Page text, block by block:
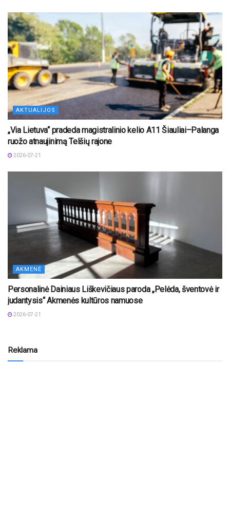
AKTUALIJOS
„Via Lietuva“ pradeda magistralinio kelio A11 Šiauliai–Palanga
ruožo atnaujinimą Telšių rajone
2026-07-21
AKMENĖ
Personalinė Dainiaus Liškevičiaus paroda „Pelėda, šventovė ir
judantysis“ Akmenės kultūros namuose
2026-07-21
Reklama